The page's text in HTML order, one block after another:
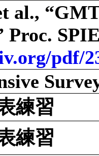
al.,
Proc.
pdf/
練習
練習